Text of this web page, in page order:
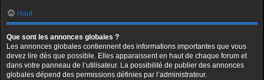
Haut
Que sont les annonces globales ?
Les annonces globales contiennent des informations importantes que vous
devez lire dès que possible. Elles apparaissent en haut de chaque forum et
dans votre panneau de l’utilisateur. La possibilité de publier des annonces
globales dépend des permissions définies par l’administrateur.